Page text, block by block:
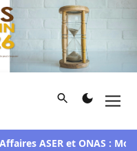
et d'investigation
Rechercher
ASER et ONAS :